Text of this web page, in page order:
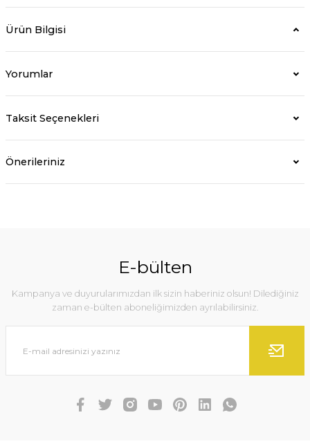
Ürün Bilgisi
Yorumlar
Taksit Seçenekleri
Önerileriniz
E-bülten
Kampanya ve duyurularımızdan ilk sizin haberiniz olsun! Dilediğiniz
zaman e-bülten aboneliğimizden ayrılabilirsiniz.